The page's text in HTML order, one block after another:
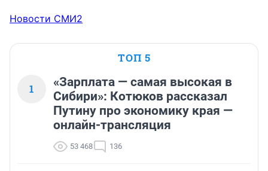
Новости СМИ2
ТОП 5
1
«Зарплата — самая высокая в
Сибири»: Котюков рассказал
Путину про экономику края —
онлайн-трансляция
53 468 136